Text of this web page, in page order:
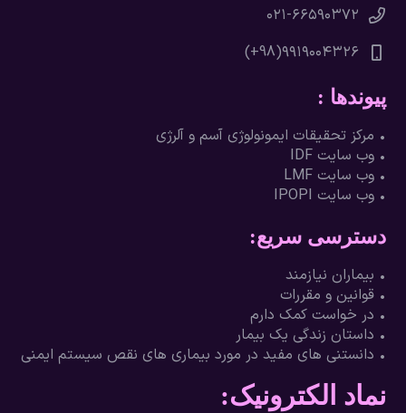
۶۶۵۹۰۳۷۲-٠٢١
۹۹۱۹۰۰۴۳۲۶(98+)
پیوندها :
• مرکز تحقیقات ایمونولوژی آسم و آلرژی
• وب سایت IDF
• وب سایت LMF
• وب سایت IPOPI
دسترسی سریع:
• بیماران نیازمند
• قوانین و مقررات
• در خواست کمک دارم
• داستان زندگی یک بیمار
• دانستنی های مفید در مورد بیماری های نقص سیستم ایمنی
نماد الکترونیک: